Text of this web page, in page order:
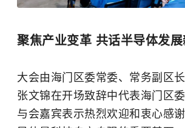
聚焦产业变革 共话半导体发
大会由海门区委常委、常务副区长
张文锦在开场致辞中代表海门区
与会嘉宾表示热烈欢迎和衷心感